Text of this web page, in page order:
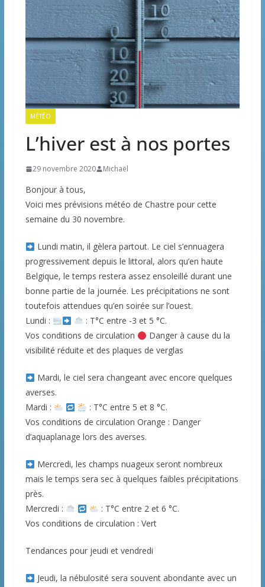
MÉTÉO
L’hiver est à nos portes
29 novembre 2020 Michaël
Bonjour à tous,
Voici mes prévisions météo de Chastre pour cette
semaine du 30 novembre.
Lundi matin, il gèlera partout. Le ciel s’ennuagera
progressivement depuis le littoral, alors qu’en haute
Belgique, le temps restera assez ensoleillé durant une
bonne partie de la journée. Les précipitations ne sont
toutefois attendues qu’en soirée sur l’ouest.
Lundi :
: T°C entre -3 et 5 °C.
Vos conditions de circulation
Danger à cause du la
visibilité réduite et des plaques de verglas
Mardi, le ciel sera changeant avec encore quelques
averses.
Mardi :
: T°C entre 5 et 8 °C.
Vos conditions de circulation Orange : Danger
d’aquaplanage lors des averses.
Mercredi, les champs nuageux seront nombreux
mais le temps sera sec à quelques faibles précipitations
près.
Mercredi :
: T°C entre 2 et 6 °C.
Vos conditions de circulation : Vert
Tendances pour jeudi et vendredi
Jeudi, la nébulosité sera souvent abondante avec un